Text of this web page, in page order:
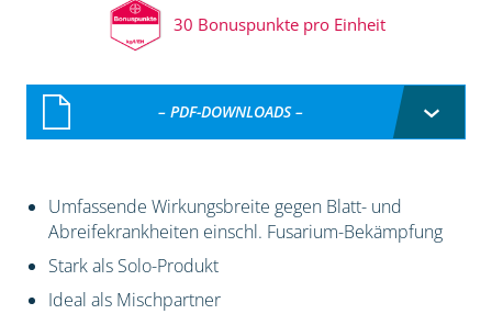
30 Bonuspunkte pro Einheit
– PDF-DOWNLOADS –
Umfassende Wirkungsbreite gegen Blatt- und
Abreifekrankheiten einschl. Fusarium-Bekämpfung
Stark als Solo-Produkt
Ideal als Mischpartner